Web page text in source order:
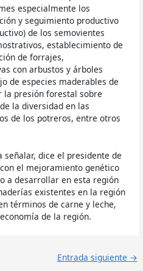
especialmente los
y seguimiento productivo
de los semovientes
establecimiento de
de forrajes,
con arbustos y árboles
de especies maderables de
la presión forestal sobre
la diversidad en las
de los potreros, entre otros
señalar, dice el presidente de
el mejoramiento genético
a desarrollar en esta región
existentes en la región
términos de carne y leche,
de la región.
Entrada siguiente →